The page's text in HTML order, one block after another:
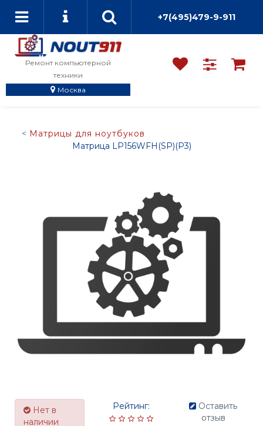
+7(495)479-9-911
Ремонт компьютерной
техники
Москва
Матрицы для ноутбуков
Матрица LP156WFH(SP)(P3)
Нет в
наличии
Рейтинг:
Оставить
отзыв